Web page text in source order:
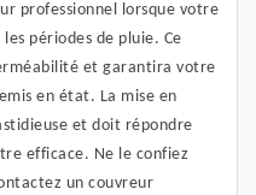
professionnel lorsque votre
périodes de pluie. Ce
et garantira votre
en état. La mise en
et doit répondre
efficace. Ne le confiez
un couvreur